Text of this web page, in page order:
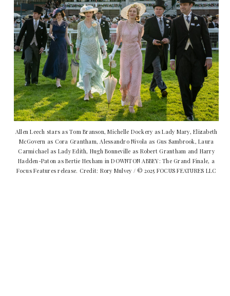
Allen Leech stars as Tom Branson, Michelle Dockery as Lady Mary, Elizabeth
McGovern as Cora Grantham, Alessandro Nivola as Gus Sambrook, Laura
Carmichael as Lady Edith, Hugh Bonneville as Robert Grantham and Harry
Hadden-Paton as Bertie Hexham in DOWNTON ABBEY: The Grand Finale, a
Focus Features release. Credit: Rory Mulvey / © 2025 FOCUS FEATURES LLC